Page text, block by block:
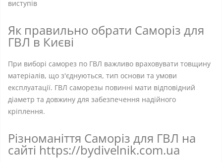
виступів
Як правильно обрати Саморіз для
ГВЛ в Києві
При виборі саморез по ГВЛ важливо враховувати товщину
матеріалів, що з'єднуються, тип основи та умови
експлуатації. ГВЛ саморезы повинні мати відповідний
діаметр та довжину для забезпечення надійного
кріплення.
Різноманіття Саморіз для ГВЛ на
сайті https://bydivelnik.com.ua